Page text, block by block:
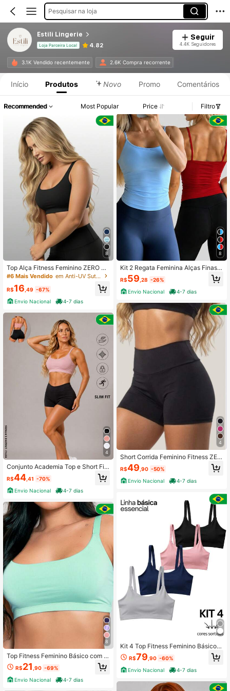
Pesquisar na loja
Estili Lingerie
Loja Parceira Local 4.82
Seguir
4.4K Seguidores
3.1K Vendido recentemente 2.6K Compra recorrente
Início Produtos Novo Promo Comentários
Recommended Most Popular Price Filtro
8
Top Alça Fitness Feminino ZERO TR
ANSPARÊNCIA com Forro entrada p
sculação
#6 Mais Vendido em Anti-UV Sutiãs esportivos femininos
R$16 ,49 -67%
Envio Nacional
4-7 dias
4
Conjunto Academia Top e Short Fit
ness Feminino Slim ZERO TRANSP
ARÊNCIA Treino Conforto Corrida S
uplex Premium Yoga Modelagem Alt
a Compressão Vôlei
R$44 ,41 -70%
Envio Nacional
4-7 dias
8
Top Fitness Feminino Básico com F
orro entrada para Bojo Treino Acad
emia Yoga Musculação
R$21 ,90 -69%
Envio Nacional
4-7 dias
8
Kit 2 Regata Feminina Alças Finas P
oliamida Camiseta Fitness Academi
a Feminino Liso Slim Fit Costas Nua
s
R$59 ,28 -26%
Envio Nacional
4-7 dias
4
Short Corrida Feminino Fitness ZER
O TRANSPARÊNCIA Academia Con
forto Cós Alto Básico Yoga Modelag
em com Compressão CORRIDA
R$49 ,90 -50%
Envio Nacional
4-7 dias
Kit 4 Top Fitness Feminino Básico c
om Forro entrada para Bojo Treino A
cademia Yoga Musculação
R$79 ,90 -60%
Envio Nacional
4-7 dias